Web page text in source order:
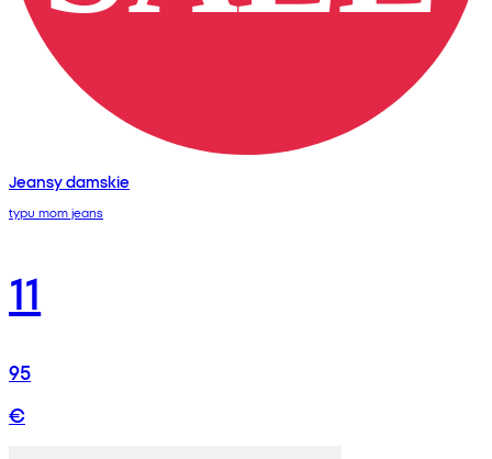
Jeansy damskie
typu mom jeans
11
95
€